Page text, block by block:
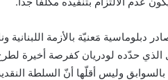
دبلوماسية مَعنيّة بالأزمة
الذي حدّده لودريان كفرصة أخيرة
بالسوابق وليس أقلّها أنّ السلطة